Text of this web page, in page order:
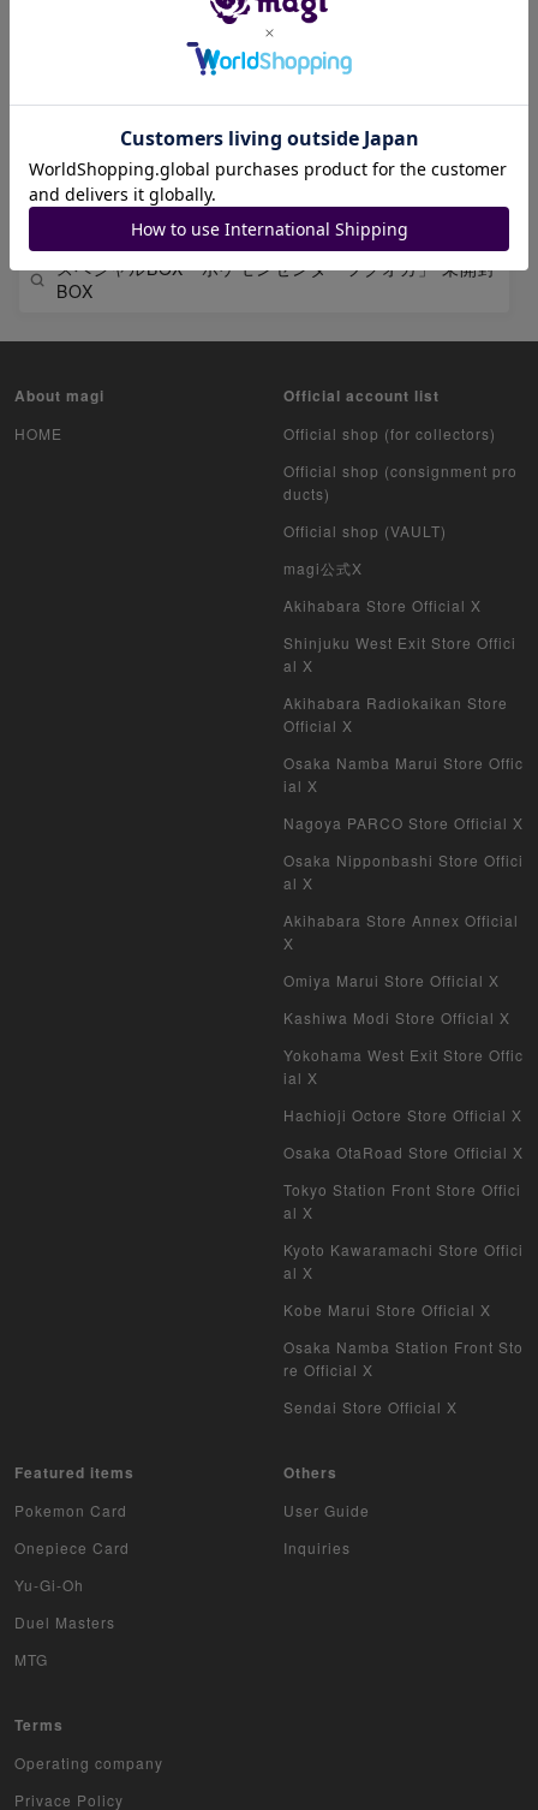
拡張パック 「インフェルノX」 未開封BOX
ハイクラスパック テラスタルフェスex 未開封BOX
拡張パック「アビスアイ」 未開封BOX
スペシャルBOX「ポケモンセンターフクオカ」 未開封
BOX
About magi
HOME
Official account list
Official shop (for collectors)
Official shop (consignment pro
ducts)
Official shop (VAULT)
magi公式X
Akihabara Store Official X
Shinjuku West Exit Store Offici
al X
Akihabara Radiokaikan Store
Official X
Osaka Namba Marui Store Offic
ial X
Nagoya PARCO Store Official X
Osaka Nipponbashi Store Offici
al X
Akihabara Store Annex Official
X
Omiya Marui Store Official X
Kashiwa Modi Store Official X
Yokohama West Exit Store Offic
ial X
Hachioji Octore Store Official X
Osaka OtaRoad Store Official X
Tokyo Station Front Store Offici
al X
Kyoto Kawaramachi Store Offici
al X
Kobe Marui Store Official X
Osaka Namba Station Front Sto
re Official X
Sendai Store Official X
Featured items
Pokemon Card
Onepiece Card
Yu-Gi-Oh
Duel Masters
MTG
Others
User Guide
Inquiries
Terms
Operating company
Privace Policy